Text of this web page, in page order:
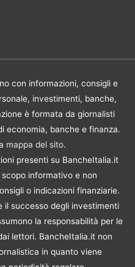
con informazioni, consigli e
investimenti, banche,
è formata da giornalisti
economia, banche e finanza.
mappa del sito.
presenti su BancheItalia.it
informativo e non
o indicazioni finanziarie.
il successo degli investimenti
la responsabilità per le
lettori. BancheItalia.it non
in quanto viene